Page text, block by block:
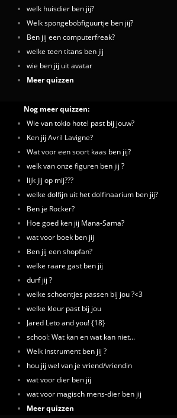
welk huisdier ben jij?
Welk spongebobfiguurtje ben jij?
Ben jij een computerfreak?
welke teen titans ben jij
wie ben jij uit avatar
Meer quizzen
Nog meer quizzen:
Wie van tokio hotel past bij jouw?
Ken jij Avril Lavigne?
Wat voor een soort kaas ben jij?
welk van onze figuren ben jij ?
lijk jij op mij???
welke dolfijn uit het dolfinaarium ben jij?
Ben je Rocker?
Hoe goed ken jij Mana-Sama?
wat voor boek ben jij
Ben jij een shopfan?
welke raare gast ben jij
durf jij ?
welke schoentjes passen bij jou ?<3
welke kleur past bij jou
Jared Leto and you! {18}
school: Wat kan en wat kan niet...
Welk instrument ben jij ?
hou jij wel van je vriend/vriendin
wat voor dier ben jij
wat voor magisch mens-dier ben jij
Meer quizzen